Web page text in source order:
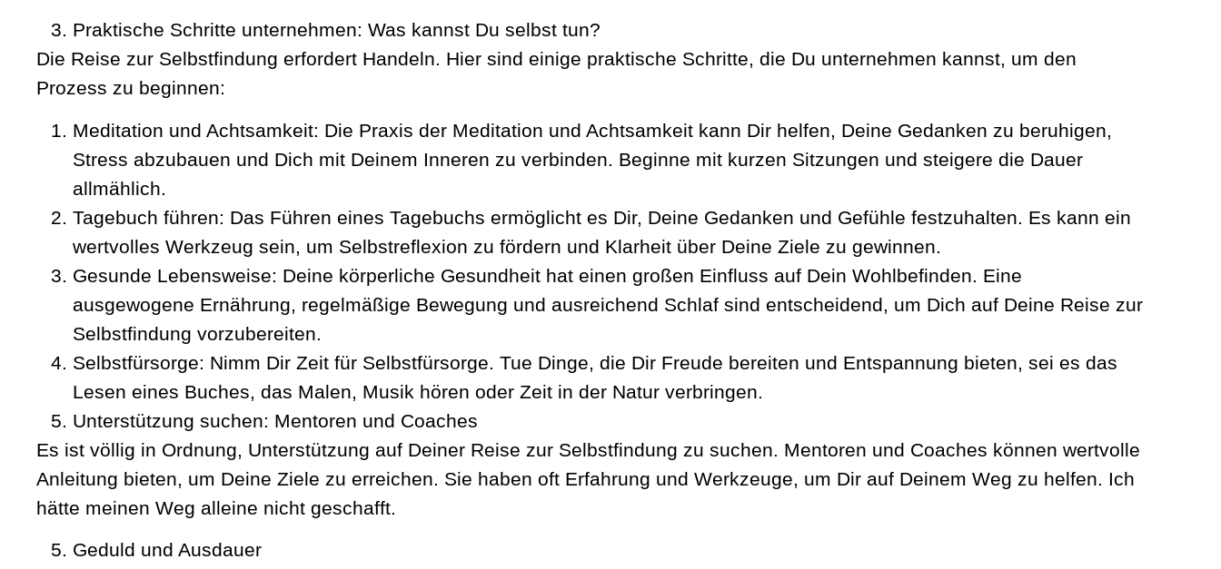
Praktische Schritte unternehmen: Was kannst Du selbst tun?
Die Reise zur Selbstfindung erfordert Handeln. Hier sind einige praktische Schritte, die Du unternehmen kannst, um den
Prozess zu beginnen:
Meditation und Achtsamkeit: Die Praxis der Meditation und Achtsamkeit kann Dir helfen, Deine Gedanken zu beruhigen,
Stress abzubauen und Dich mit Deinem Inneren zu verbinden. Beginne mit kurzen Sitzungen und steigere die Dauer
allmählich.
Tagebuch führen: Das Führen eines Tagebuchs ermöglicht es Dir, Deine Gedanken und Gefühle festzuhalten. Es kann ein
wertvolles Werkzeug sein, um Selbstreflexion zu fördern und Klarheit über Deine Ziele zu gewinnen.
Gesunde Lebensweise: Deine körperliche Gesundheit hat einen großen Einfluss auf Dein Wohlbefinden. Eine
ausgewogene Ernährung, regelmäßige Bewegung und ausreichend Schlaf sind entscheidend, um Dich auf Deine Reise zur
Selbstfindung vorzubereiten.
Selbstfürsorge: Nimm Dir Zeit für Selbstfürsorge. Tue Dinge, die Dir Freude bereiten und Entspannung bieten, sei es das
Lesen eines Buches, das Malen, Musik hören oder Zeit in der Natur verbringen.
Unterstützung suchen: Mentoren und Coaches
Es ist völlig in Ordnung, Unterstützung auf Deiner Reise zur Selbstfindung zu suchen. Mentoren und Coaches können wertvolle
Anleitung bieten, um Deine Ziele zu erreichen. Sie haben oft Erfahrung und Werkzeuge, um Dir auf Deinem Weg zu helfen. Ich
hätte meinen Weg alleine nicht geschafft.
Geduld und Ausdauer